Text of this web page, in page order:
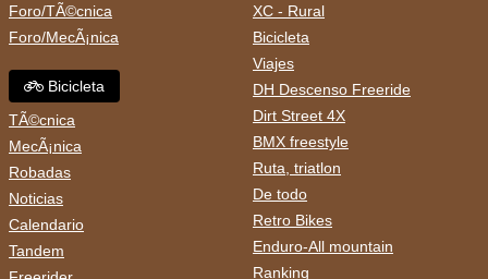
Foro/TÃ©cnica
Foro/MecÃ¡nica
Bicicleta
TÃ©cnica
MecÃ¡nica
Robadas
Noticias
Calendario
Tandem
XC - Rural
Bicicleta
Viajes
DH Descenso Freeride
Dirt Street 4X
BMX freestyle
Ruta, triatlon
De todo
Retro Bikes
Enduro-All mountain
Ranking